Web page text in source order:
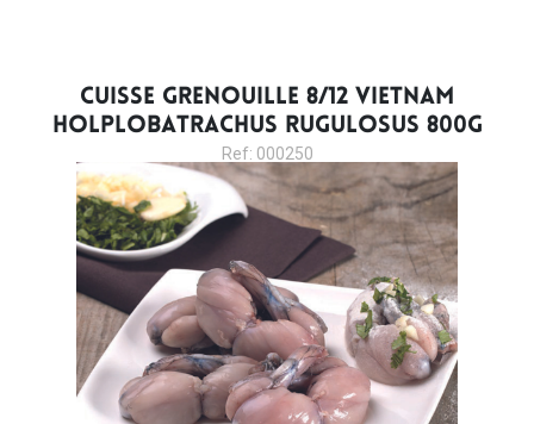
CUISSE GRENOUILLE 8/12 VIETNAM
HOLPLOBATRACHUS RUGULOSUS 800G
Ref: 000250